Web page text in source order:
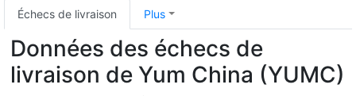
Échecs de livraison Plus
Données des échecs de
livraison de Yum China (YUMC)